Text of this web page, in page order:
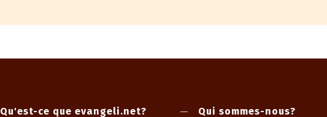
Qu'est-ce que evangeli.net? Qui sommes-nous?